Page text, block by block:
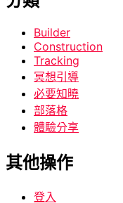
Builder
Construction
Tracking
冥想引導
必要知曉
部落格
體驗分享
其他操作
登入